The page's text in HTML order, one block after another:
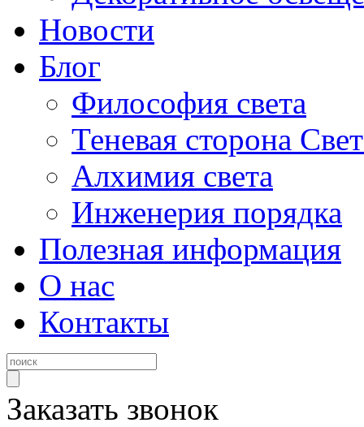
Новости
Блог
Философия света
Теневая сторона
Алхимия света
Инженерия порядка
Полезная информация
О нас
Контакты
Заказать звонок